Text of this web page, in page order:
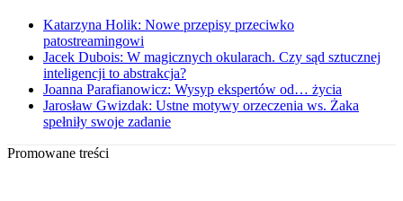
Katarzyna Holik: Nowe przepisy przeciwko
patostreamingowi
Jacek Dubois: W magicznych okularach. Czy sąd sztucznej
inteligencji to abstrakcja?
Joanna Parafianowicz: Wysyp ekspertów od… życia
Jarosław Gwizdak: Ustne motywy orzeczenia ws. Żaka
spełniły swoje zadanie
Promowane treści